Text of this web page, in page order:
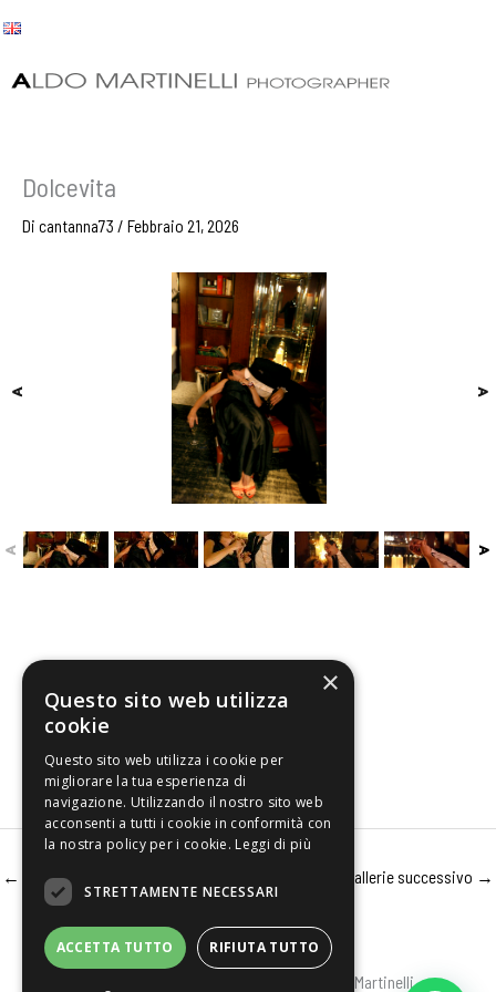
al
contenuto
Dolcevita
Di cantanna73 / Febbraio 21, 2026
← Gallerie precedente Gallerie successivo →
Copyright © 2026 Aldo Martinelli -
×
Questo sito web utilizza
cookie
Questo sito web utilizza i cookie per
migliorare la tua esperienza di
navigazione. Utilizzando il nostro sito web
acconsenti a tutti i cookie in conformità con
la nostra policy per i cookie. Leggi di più
STRETTAMENTE NECESSARI
ACCETTA TUTTO RIFIUTA TUTTO